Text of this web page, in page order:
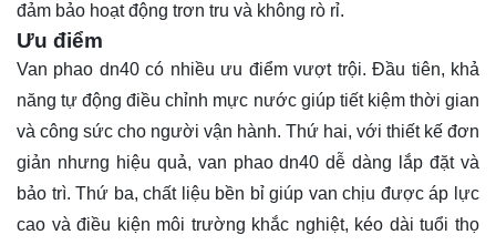
đảm bảo hoạt động trơn tru và không rò rỉ.
Ưu điểm
Van phao dn40 có nhiều ưu điểm vượt trội. Đầu tiên, khả
năng tự động điều chỉnh mực nước giúp tiết kiệm thời gian
và công sức cho người vận hành. Thứ hai, với thiết kế đơn
giản nhưng hiệu quả, van phao dn40 dễ dàng lắp đặt và
bảo trì. Thứ ba, chất liệu bền bỉ giúp van chịu được áp lực
cao và điều kiện môi trường khắc nghiệt, kéo dài tuổi thọ